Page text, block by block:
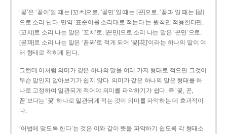
‘꽃’은 ‘꽃이’일 때는 [꼬ㅊ]으로, ‘꽃만’일 때는 [꼰]으로, ‘꽃과’일 때는 [꼳]
으로 소리 난다. 만약 ‘표준어를 소리대로 적는다’는 원칙만 적용한다면,
[꼬치]로 소리 나는 말은 ‘꼬치’로, [꼰만]으로 소리 나는 말은 ‘꼰만’으로,
[꼳꽈]로 소리 나는 말은 ‘꼳꽈’로 적게 되어 ‘꽃[花]’이라는 하나의 말이 여
러 형태로 적히게 된다.
그런데 이처럼 의미가 같은 하나의 말을 여러 가지 형태로 적으면 그것이
무슨 말인지 알아보기가 쉽지 않다. 의미가 같은 하나의 말은 형태를 하
나로 고정하여 일관되게 적어야 의미를 파악하기가 쉽다. 즉 ‘꽃, 꼰,
꼳’보다는 ‘꽃’ 하나로 일관되게 적는 것이 의미를 파악하는 데 효과적이
다.
‘어법에 맞도록 한다’는 것은 이와 같이 뜻을 파악하기 쉽도록 각 형태소